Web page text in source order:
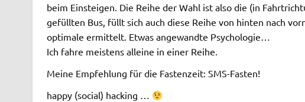
beim Einsteigen. Die Reihe der Wahl ist also die (in
gefüllten Bus, füllt sich auch diese Reihe von hinten nach
optimale ermittelt. Etwas angewandte Psychologie…
Ich fahre meistens alleine in einer Reihe.
Meine Empfehlung für die Fastenzeit: SMS-Fasten!
happy (social) hacking …